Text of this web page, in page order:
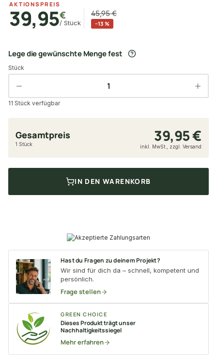
AKTIONSPREIS
39,95€
/ Stück
45,95 €
−13 %
Lege die gewünschte Menge fest
Stück
11 Stück verfügbar
Gesamtpreis 39,95 €
1 Stück inkl. MwSt., zzgl. Versand
IN DEN WARENKORB
Hast du Fragen zu deinem Projekt?
Wir sind für dich da – schnell, kompetent und
persönlich.
Frage stellen
GREEN CHOICE
Dieses Produkt trägt unser
Nachhaltigkeitssiegel
Mehr erfahren